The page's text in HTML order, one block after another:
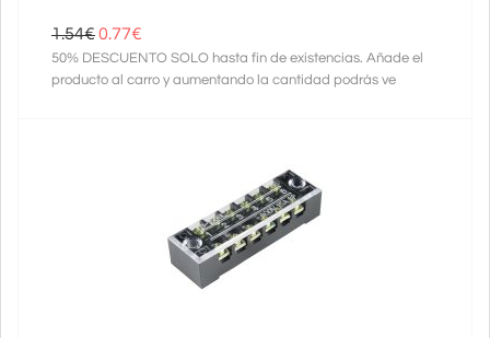
1.54€0.77€
50% DESCUENTO SOLO hasta fin de existencias. Añade el
producto al carro y aumentando la cantidad podrás ve